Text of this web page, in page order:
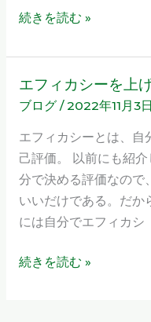
度
善
の
選
を
し
て
い
く
代
続きを読む »
エフィカシーを上
ブログ/2022年11月3日
エフィカシーとは、自
己評価。 以前にも紹
分で決める評価なので
いいだけである。だか
には自分でエフィカシ
エ
フ
カ
シ
げ
続きを読む »